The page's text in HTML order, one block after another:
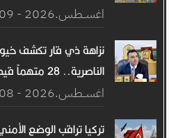
09 اغســطس.2026 - 0:09
نزاهة ذي قار تكشف
الناصرية.. 28 متهماً قيد التحقيق
09 اغســطس.2026 - 0:08
تركيا تراقب الوضع